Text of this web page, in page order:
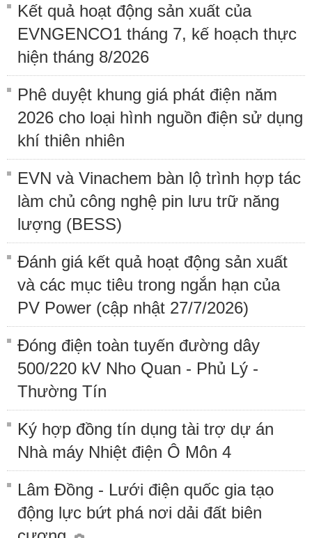
Kết quả hoạt động sản xuất của
EVNGENCO1 tháng 7, kế hoạch thực
hiện tháng 8/2026
Phê duyệt khung giá phát điện năm
2026 cho loại hình nguồn điện sử dụng
khí thiên nhiên
EVN và Vinachem bàn lộ trình hợp tác
làm chủ công nghệ pin lưu trữ năng
lượng (BESS)
Đánh giá kết quả hoạt động sản xuất
và các mục tiêu trong ngắn hạn của
PV Power (cập nhật 27/7/2026)
Đóng điện toàn tuyến đường dây
500/220 kV Nho Quan - Phủ Lý -
Thường Tín
Ký hợp đồng tín dụng tài trợ dự án
Nhà máy Nhiệt điện Ô Môn 4
Lâm Đồng - Lưới điện quốc gia tạo
động lực bứt phá nơi dải đất biên